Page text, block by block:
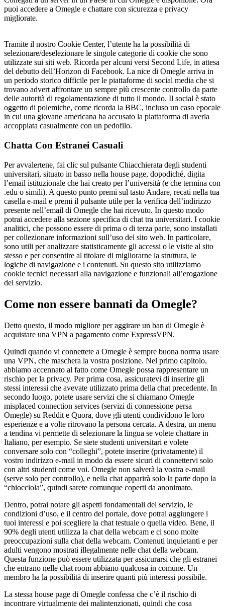
puoi accedere a Omegle e chattare con sicurezza e privacy
migliorate.
Tramite il nostro Cookie Center, l’utente ha la possibilità di
selezionare/deselezionare le singole categorie di cookie che sono
utilizzate sui siti web. Ricorda per alcuni versi Second Life, in attesa
del debutto dell’Horizon di Facebook. La nice di Omegle arriva in
un periodo storico difficile per le piattaforme di social media che si
trovano advert affrontare un sempre più crescente controllo da parte
delle autorità di regolamentazione di tutto il mondo. Il social è stato
oggetto di polemiche, come ricorda la BBC, incluso un caso epocale
in cui una giovane americana ha accusato la piattaforma di averla
accoppiata casualmente con un pedofilo.
Chatta Con Estranei Casuali
Per avvalertene, fai clic sul pulsante Chiacchierata degli studenti
universitari, situato in basso nella house page, dopodiché, digita
l’email istituzionale che hai creato per l’università (e che termina con
.edu o simili). A questo punto premi sul tasto Andare, recati nella tua
casella e-mail e premi il pulsante utile per la verifica dell’indirizzo
presente nell’email di Omegle che hai ricevuto. In questo modo
potrai accedere alla sezione specifica di chat tra universitari. I cookie
analitici, che possono essere di prima o di terza parte, sono installati
per collezionare informazioni sull’uso del sito web. In particolare,
sono utili per analizzare statisticamente gli accessi o le visite al sito
stesso e per consentire al titolare di migliorarne la struttura, le
logiche di navigazione e i contenuti. Su questo sito utilizziamo
cookie tecnici necessari alla navigazione e funzionali all’erogazione
del servizio.
Come non essere bannati da Omegle?
Detto questo, il modo migliore per aggirare un ban di Omegle è
acquistare una VPN a pagamento come ExpressVPN.
Quindi quando vi connettete a Omegle è sempre buona norma usare
una VPN, che maschera la vostra posizione. Nel primo capitolo,
abbiamo accennato al fatto come Omegle possa rappresentare un
rischio per la privacy. Per prima cosa, assicuratevi di inserire gli
stessi interessi che avevate utilizzato prima della chat precedente. In
secondo luogo, potete usare servizi che si chiamano Omegle
misplaced connection services (servizi di connessione persa
Omegle) su Reddit e Quora, dove gli utenti condividono le loro
esperienze e a volte ritrovano la persona cercata. A destra, un menu
a tendina vi permette di selezionare la lingua se volete chattare in
Italiano, per esempio. Se siete studenti universitari e volete
conversare solo con “colleghi”, potete inserire (privatamente) il
vostro indirizzo e-mail in modo da essere sicuri di connettervi solo
con altri studenti come voi. Omegle non salverà la vostra e-mail
(serve solo per controllo), e nella chat apparirà solo la parte dopo la
“chiocciola”, quindi sarete comunque coperti da anonimato.
Dentro, potrai notare gli aspetti fondamentali del servizio, le
condizioni d’uso, e il centro del portale, dove potrai aggiungere i
tuoi interessi e poi scegliere la chat testuale o quella video. Bene, il
90% degli utenti utilizza la chat della webcam e ci sono molte
preoccupazioni sulla chat della webcam. Contenuti inquietanti e per
adulti vengono mostrati illegalmente nelle chat della webcam.
Questa funzione può essere utilizzata per assicurarsi che gli estranei
che entrano nelle chat room abbiano qualcosa in comune. Un
membro ha la possibilità di inserire quanti più interessi possibile.
La stessa house page di Omegle confessa che c’è il rischio di
incontrare virtualmente dei malintenzionati, quindi che cosa